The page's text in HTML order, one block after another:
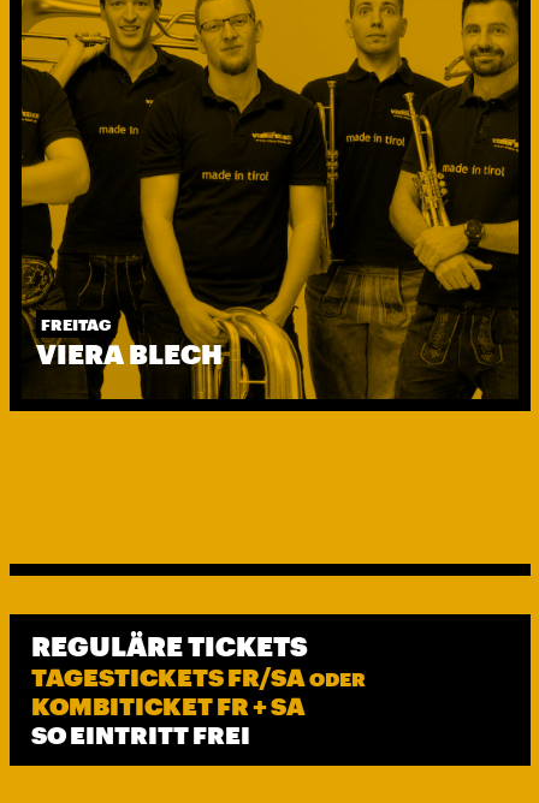
FREITAG
VIERA BLECH
REGULÄRE TICKETS
TAGESTICKETS FR/SAODER
KOMBITICKET FR + SA
SO EINTRITT FREI